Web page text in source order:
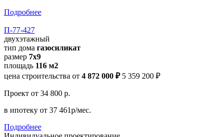
Подробнее
П-77-427
двухэтажный
тип дома газосиликат
размер 7х9
площадь 116 м2
цена строительства от 4 872 000 ₽ 5 359 200 ₽
Проект от 34 800 р.
в ипотеку от 37 461р/мес.
Подробнее